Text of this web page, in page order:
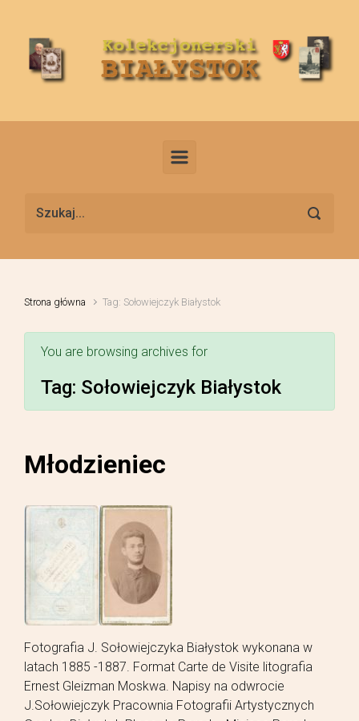
Strona główna Tag: Sołowiejczyk Białystok
You are browsing archives for
Tag: Sołowiejczyk Białystok
Młodzieniec
Fotografia J. Sołowiejczyka Białystok wykonana w
latach 1885 -1887. Format Carte de Visite litografia
Ernest Gleizman Moskwa. Napisy na odwrocie
J.Sołowiejczyk Pracownia Fotografii Artystycznych